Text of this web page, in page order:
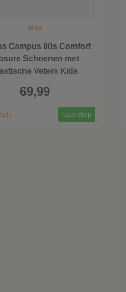
Adidas
Campus 00s Comfort
Schoenen met
Veters Kids
69,99
Naar shop